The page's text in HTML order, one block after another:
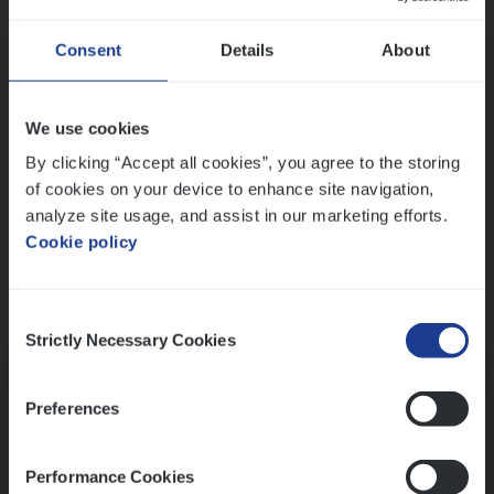
Consent Details About
We use cookies
By clicking “Accept all cookies”, you agree to the storing
of cookies on your device to enhance site navigation,
analyze site usage, and assist in our marketing efforts.
Cookie policy
Selection
Strictly Necessary Cookies
Preferences
Performance Cookies
Ons sollicitatieproces